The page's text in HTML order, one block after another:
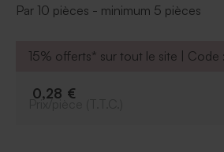
Par 10 pièces - minimum 5 pièces
15% offerts* sur tout le site | Code :
0,28 €